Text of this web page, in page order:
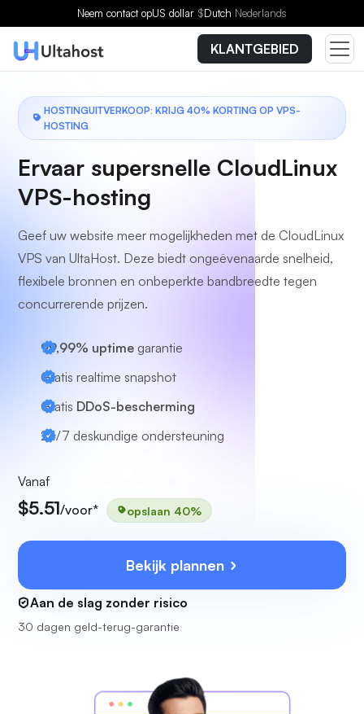
Neem contact opUS dollar $Dutch Nederlands
KLANTGEBIED
HOSTINGUITVERKOOP: KRIJG 40% KORTING OP VPS-
HOSTING
Ervaar supersnelle CloudLinux
VPS-hosting
Geef uw website meer mogelijkheden met de CloudLinux
VPS van UltaHost. Deze biedt ongeëvenaarde snelheid,
flexibele bronnen en onbeperkte bandbreedte tegen
concurrerende prijzen.
99,99% uptime garantie
Gratis realtime snapshot
Gratis DDoS-bescherming
24/7 deskundige ondersteuning
Vanaf
$5.51/voor* opslaan 40%
Bekijk plannen
Aan de slag zonder risico
30 dagen geld-terug-garantie